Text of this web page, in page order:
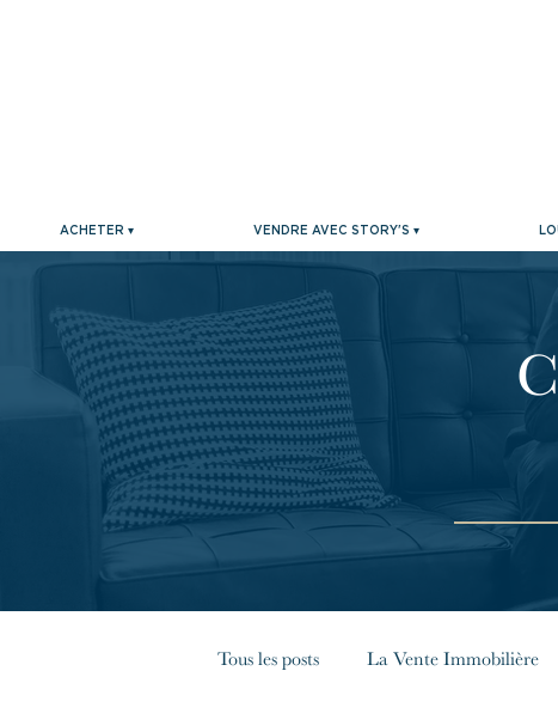
ACHETER ▾ VENDRE AVEC STORY'S ▾
Tous les posts La Vente Immobilière